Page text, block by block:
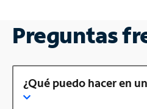
Preguntas
¿Qué puedo hacer en